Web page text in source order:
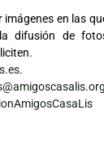
en las
difusión de
.